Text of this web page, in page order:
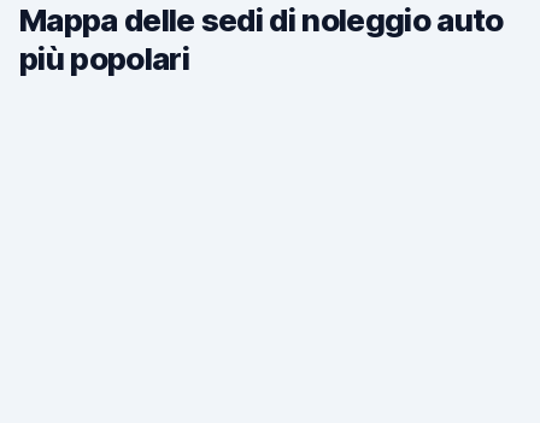
Mappa delle sedi di noleggio auto
più popolari